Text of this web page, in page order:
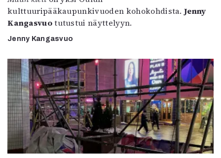
kulttuuripääkaupunkivuoden kohokohdista.Jenny
Kangasvuotutustui näyttelyyn.
Jenny Kangasvuo